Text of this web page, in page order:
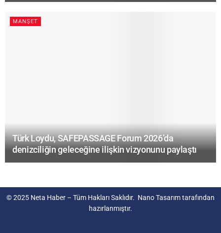
MANŞET
Türk Loydu, SAFEPASSAGE Forum 2026’da
denizciliğin geleceğine ilişkin vizyonunu paylaştı
© 2025 Neta Haber – Tüm Hakları Saklıdır. Nano Tasarımtarafından
hazırlanmıştır.